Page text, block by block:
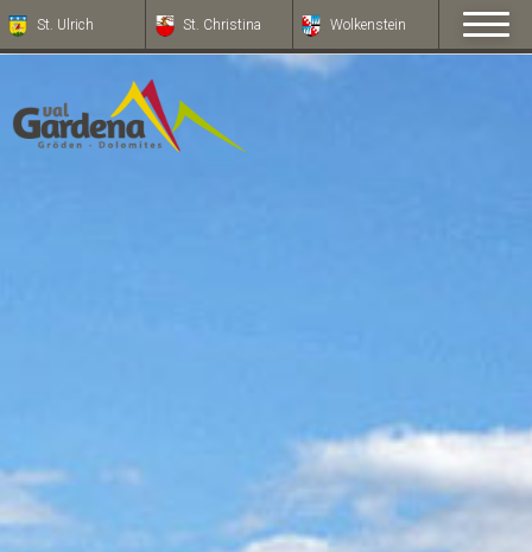
St. Ulrich St. Christina Wolkenstein